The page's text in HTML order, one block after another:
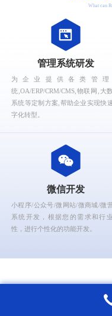
管理系统研发
为企业提供各类管理
统,OA/ERP/CRM/CMS,物联网,大
系统等定制方案,帮助企业实现快
字化转型。
微信开发
小程序/公众号/微网站/微商城/微
系统开发，根据您的需求和行
性，进行个性化的功能开发。
锐